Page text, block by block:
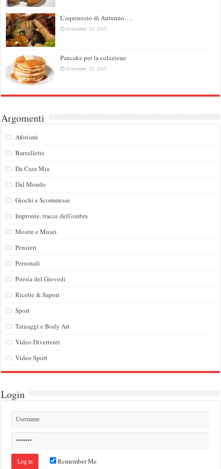
L’equinozio di Autunno….
Settembre 24, 2015
Pancake per la colazione
Settembre 22, 2015
Argomenti
Aforismi
Barzellette
Da Casa Mia
Dal Mondo
Giochi e Scommesse
Impronte, tracce dell'ombra
Mostre e Musei
Pensieri
Personali
Poesia del Giovedi
Ricette & Sapori
Sport
Tatuaggi e Body Art
Video Divertenti
Video Sport
Login
Remember Me